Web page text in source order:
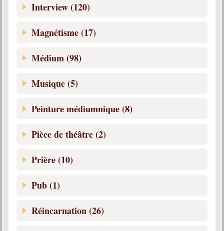
Interview (120)
Magnétisme (17)
Médium (98)
Musique (5)
Peinture médiumnique (8)
Pièce de théâtre (2)
Prière (10)
Pub (1)
Réincarnation (26)